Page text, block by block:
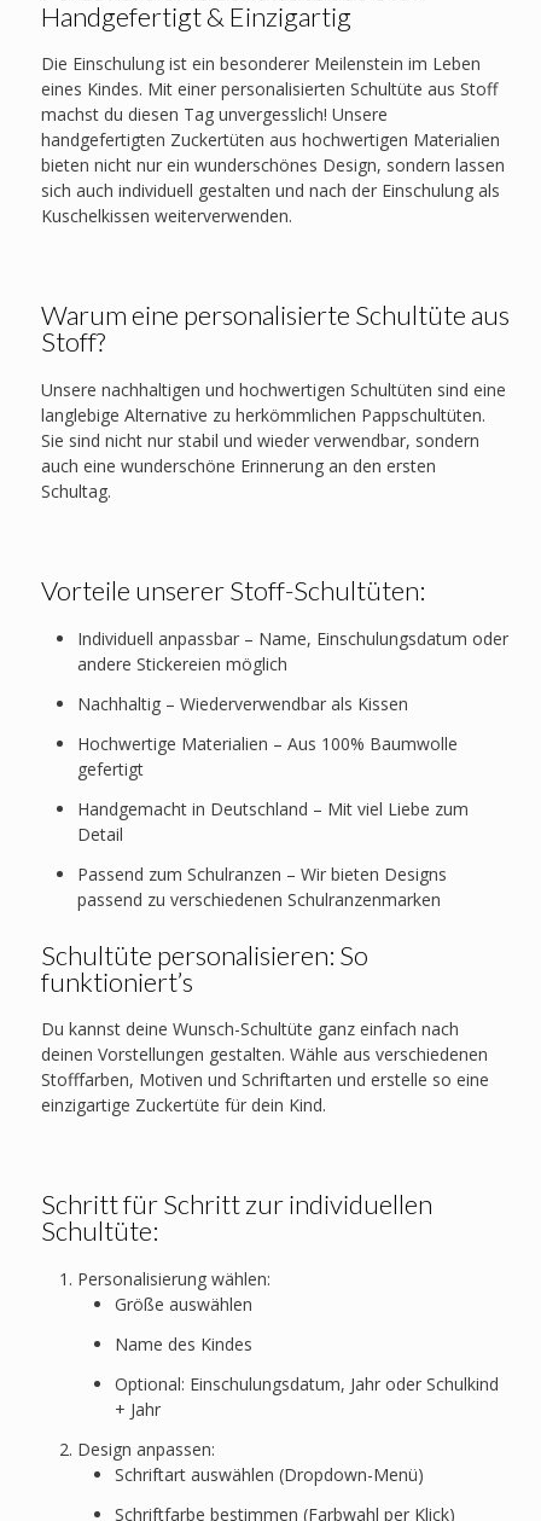
Handgefertigt & Einzigartig
Die Einschulung ist ein besonderer Meilenstein im Leben
eines Kindes. Mit einer personalisierten Schultüte aus Stoff
machst du diesen Tag unvergesslich! Unsere
handgefertigten Zuckertüten aus hochwertigen Materialien
bieten nicht nur ein wunderschönes Design, sondern lassen
sich auch individuell gestalten und nach der Einschulung als
Kuschelkissen weiterverwenden.
Warum eine personalisierte Schultüte aus
Stoff?
Unsere nachhaltigen und hochwertigen Schultüten sind eine
langlebige Alternative zu herkömmlichen Pappschultüten.
Sie sind nicht nur stabil und wieder verwendbar, sondern
auch eine wunderschöne Erinnerung an den ersten
Schultag.
Vorteile unserer Stoff-Schultüten:
Individuell anpassbar – Name, Einschulungsdatum oder
andere Stickereien möglich
Nachhaltig – Wiederverwendbar als Kissen
Hochwertige Materialien – Aus 100% Baumwolle
gefertigt
Handgemacht in Deutschland – Mit viel Liebe zum
Detail
Passend zum Schulranzen – Wir bieten Designs
passend zu verschiedenen Schulranzenmarken
Schultüte personalisieren: So
funktioniert’s
Du kannst deine Wunsch-Schultüte ganz einfach nach
deinen Vorstellungen gestalten. Wähle aus verschiedenen
Stofffarben, Motiven und Schriftarten und erstelle so eine
einzigartige Zuckertüte für dein Kind.
Schritt für Schritt zur individuellen
Schultüte:
Personalisierung wählen:
Größe auswählen
Name des Kindes
Optional: Einschulungsdatum, Jahr oder Schulkind
+ Jahr
Design anpassen:
Schriftart auswählen (Dropdown-Menü)
Schriftfarbe bestimmen (Farbwahl per Klick)